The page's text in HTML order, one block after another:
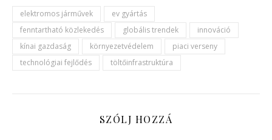
elektromos járművek
ev gyártás
fenntartható közlekedés
globális trendek
innováció
kínai gazdaság
környezetvédelem
piaci verseny
technológiai fejlődés
töltőinfrastruktúra
SZÓLJ HOZZÁ